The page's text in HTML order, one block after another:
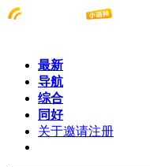
最新
导航
综合
同好
关于邀请注册